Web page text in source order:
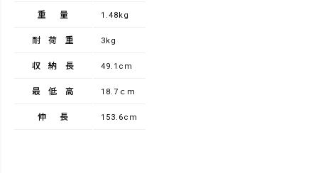
重量 1.48kg
耐荷重 3kg
収納長 49.1cm
最低高 18.7ｃm
伸長 153.6cm